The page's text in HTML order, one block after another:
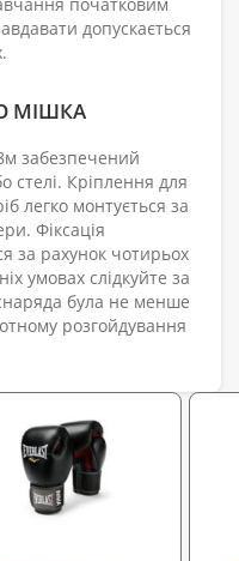
допускається
МІШКА
забезпечений
стелі. Кріплення для
легко монтується за
Фіксація
за рахунок чотирьох
умовах слідкуйте за
була не менше
розгойдування